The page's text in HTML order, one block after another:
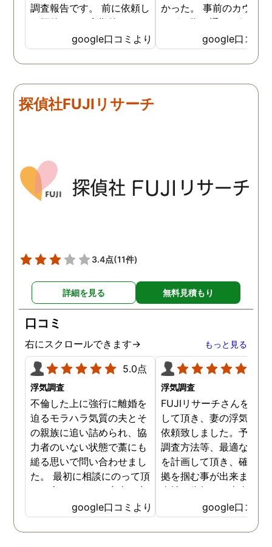
調査報告です。 前に依頼し
た探偵では、定期的にまと
めて報告がくる為なかなか
実際の現状を把握するのが
難しかったですが、ここは
来ていました。 担当の人も
丁寧で報告内容もわかりや
google口コミより
かった。 事前のカウン
ングの際の通りの価格で
途中での追加料金なども
く安心してお任せできた
由のひとつ。 かと言っ
く、むしろ期待以上に細
google口コミ
探偵社FUJIリサーチ
3.4点(11件)
詳細を見る 無料見積もり
口コミ
右にスクロールできます→ もっと見る
5.0点
浮気調査
不倫した上に強行に離婚を
迫るモラハラ気質の夫とそ
の親族に追い詰められ、協
力者のいない状態で藁にも
縋る思いで問い合わせまし
た。 最初に相談にのって頂
いた方も、とても率直に意
見を言っていただき、また
費用面も正直に答えていた
だき、私の望む結果を得る
google口コミより
浮気調査
FUJIリサーチさんをご紹
して頂き、妻の浮気調査
依頼致しました。予算か
調査方法等、最適なやり
を計画して頂き、確実な
拠を掴む事が出来ました
当社に依頼して本当に良
ったと実感しております
依頼中にはいろいろな相
も聞いて頂き、救われる
google口コミ